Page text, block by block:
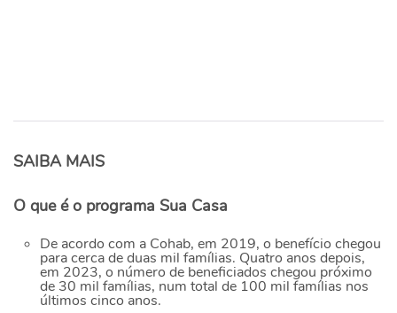
SAIBA MAIS
O que é o programa Sua Casa
De acordo com a Cohab, em 2019, o benefício chegou
para cerca de duas mil famílias. Quatro anos depois,
em 2023, o número de beneficiados chegou próximo
de 30 mil famílias, num total de 100 mil famílias nos
últimos cinco anos.